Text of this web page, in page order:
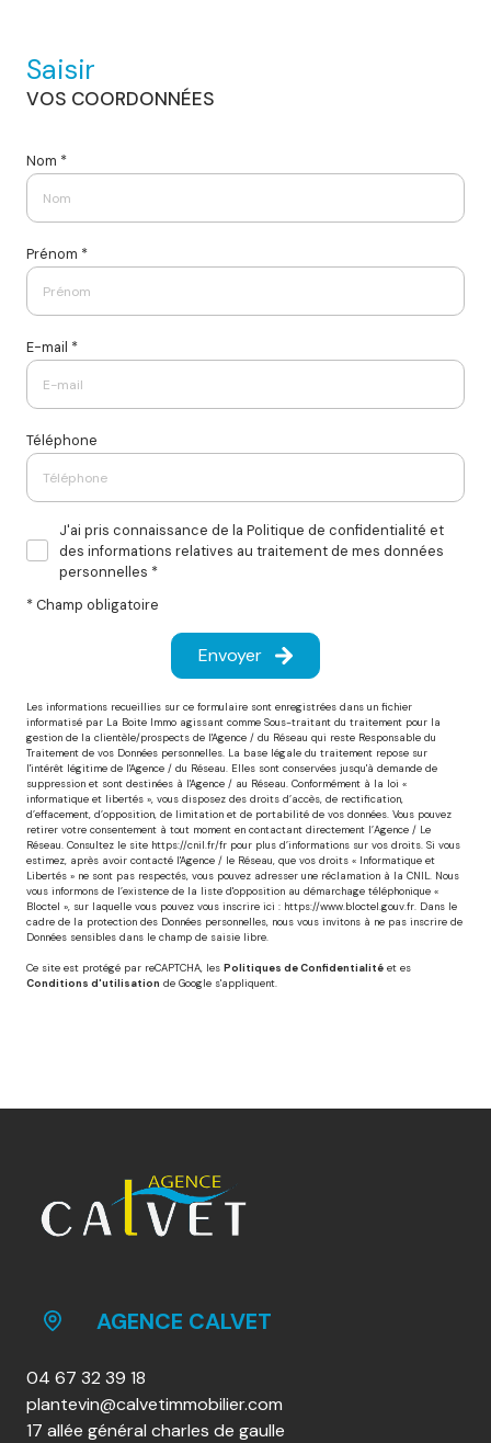
Saisir
VOS COORDONNÉES
Nom *
Prénom *
E-mail *
Téléphone
J'ai pris connaissance de la Politique de confidentialité et
des informations relatives au traitement de mes données
personnelles *
* Champ obligatoire
Envoyer
Les informations recueillies sur ce formulaire sont enregistrées dans un fichier
informatisé par La Boite Immo agissant comme Sous-traitant du traitement pour la
gestion de la clientèle/prospects de l'Agence / du Réseau qui reste Responsable du
Traitement de vos Données personnelles. La base légale du traitement repose sur
l'intérêt légitime de l'Agence / du Réseau. Elles sont conservées jusqu'à demande de
suppression et sont destinées à l'Agence / au Réseau. Conformément à la loi «
informatique et libertés », vous disposez des droits d’accès, de rectification,
d’effacement, d’opposition, de limitation et de portabilité de vos données. Vous pouvez
retirer votre consentement à tout moment en contactant directement l’Agence / Le
Réseau. Consultez le site https://cnil.fr/fr pour plus d’informations sur vos droits. Si vous
estimez, après avoir contacté l'Agence / le Réseau, que vos droits « Informatique et
Libertés » ne sont pas respectés, vous pouvez adresser une réclamation à la CNIL. Nous
vous informons de l’existence de la liste d'opposition au démarchage téléphonique «
Bloctel », sur laquelle vous pouvez vous inscrire ici : https://www.bloctel.gouv.fr. Dans le
cadre de la protection des Données personnelles, nous vous invitons à ne pas inscrire de
Données sensibles dans le champ de saisie libre.
Ce site est protégé par reCAPTCHA, les Politiques de Confidentialité et es
Conditions d'utilisation de Google s'appliquent.
AGENCE CALVET
04 67 32 39 18
plantevin@calvetimmobilier.com
17 allée général charles de gaulle